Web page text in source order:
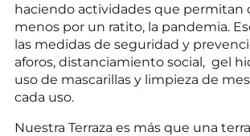
haciendo actividades que permitan
menos por un ratito, la pandemia.
las medidas de seguridad y
aforos, distanciamiento social, gel
uso de mascarillas y limpieza de
cada uso.
Nuestra Terraza es más que una